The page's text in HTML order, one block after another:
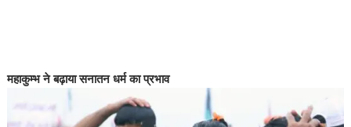
महाकुम्भ ने बढ़ाया सनातन धर्म का प्रभाव